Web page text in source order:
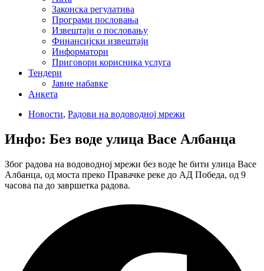
Законска регулатива
Програми пословања
Извештаји о пословању
Финансијски извештаји
Информатори
Приговори корисника услуга
Тендери
Јавне набавке
Анкета
Новости, Радови на водоводној мрежи
Инфо: Без воде улица Васе Албанца
Због радова на водоводној мрежи без воде ће бити улица Васе
Албанца, од моста преко Правачке реке до АД Победа, од 9
часова па до завршетка радова.